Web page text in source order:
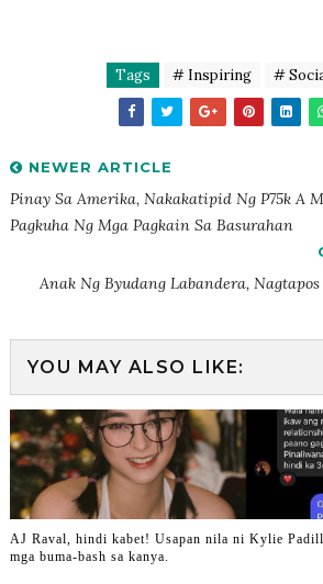
Tags # Inspiring #
NEWER ARTICLE
Pinay Sa Amerika, Nakakatipid Ng P75k A
Pagkuha Ng Mga Pagkain Sa Basurahan
Anak Ng Byudang Labandera,
YOU MAY ALSO LIKE:
AJ Raval, hindi kabet! Usapan nila ni Kylie
mga buma-bash sa kanya.